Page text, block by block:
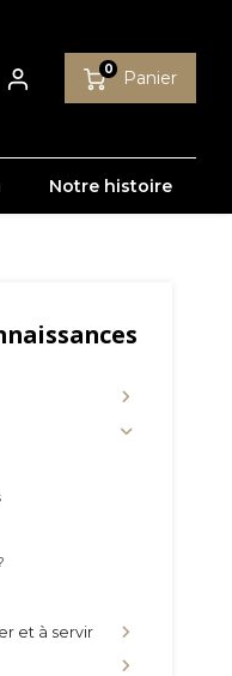
0 Panier
Notre histoire
et à servir